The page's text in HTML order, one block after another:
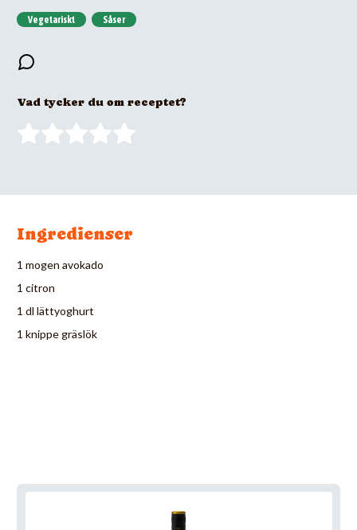
Vegetariskt Såser
Vad tycker du om receptet?
Ingredienser
1 mogen avokado
1 citron
1 dl lättyoghurt
1 knippe gräslök